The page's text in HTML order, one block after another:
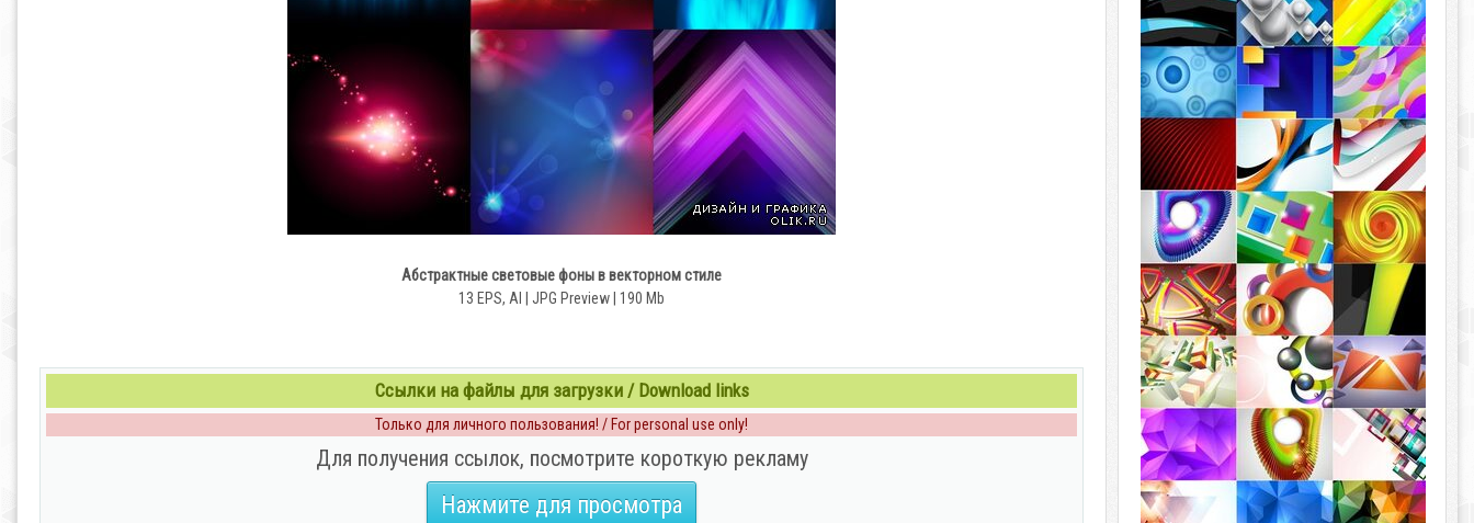
Абстрактные световые фоны в векторном стиле
13 EPS, AI | JPG Preview | 190 Mb
Ссылки на файлы для загрузки / Download links
Только для личного пользования! / For personal use only!
Для получения ссылок, посмотрите короткую рекламу
Нажмите для просмотра